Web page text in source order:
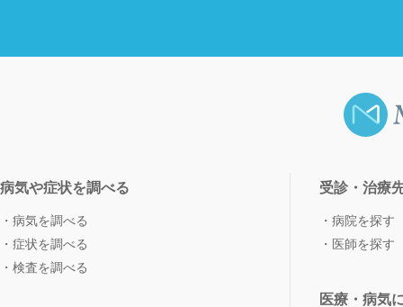
病気や症状を調べる
病気を調べる
症状を調べる
検査を調べる
受診・治療
病院を探す
医師を探す
医療・病気